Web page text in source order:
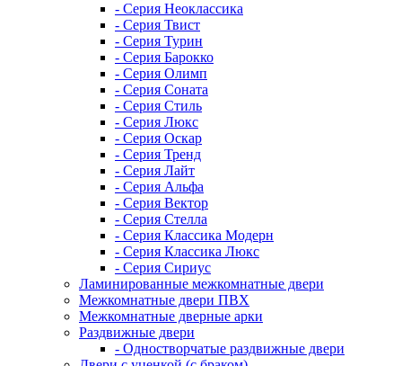
- Серия Неоклассика
- Серия Твист
- Серия Турин
- Серия Барокко
- Серия Олимп
- Серия Соната
- Серия Стиль
- Серия Люкс
- Серия Оскар
- Серия Тренд
- Серия Лайт
- Серия Альфа
- Серия Вектор
- Серия Стелла
- Серия Классика Модерн
- Серия Классика Люкс
- Серия Сириус
Ламинированные межкомнатные двери
Межкомнатные двери ПВХ
Межкомнатные дверные арки
Раздвижные двери
- Одностворчатые раздвижные двери